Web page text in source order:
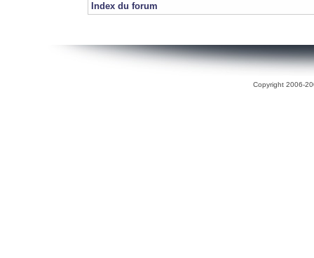
Index du forum
Copyright 2006-